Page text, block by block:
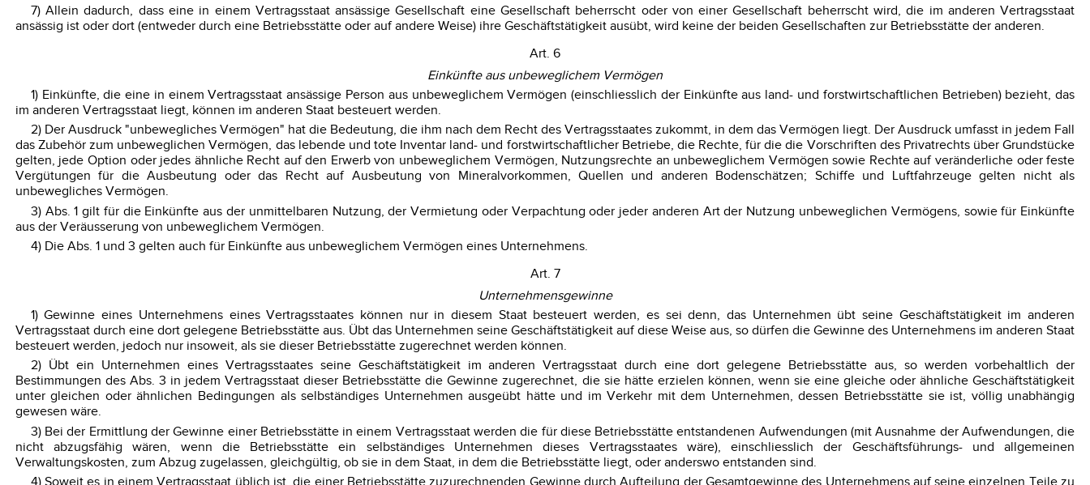
7) Allein dadurch, dass eine in einem Vertragsstaat ansässige Gesellschaft eine Gesellschaft beherrscht oder von einer Gesellschaft beherrscht wird, die im anderen Vertragsstaat
ansässig ist oder dort (entweder durch eine Betriebsstätte oder auf andere Weise) ihre Geschäftstätigkeit ausübt, wird keine der beiden Gesellschaften zur Betriebsstätte der anderen.
Art. 6
Einkünfte aus unbeweglichem Vermögen
1) Einkünfte, die eine in einem Vertragsstaat ansässige Person aus unbeweglichem Vermögen (einschliesslich der Einkünfte aus land- und forstwirtschaftlichen Betrieben) bezieht, das
im anderen Vertragsstaat liegt, können im anderen Staat besteuert werden.
2) Der Ausdruck "unbewegliches Vermögen" hat die Bedeutung, die ihm nach dem Recht des Vertragsstaates zukommt, in dem das Vermögen liegt. Der Ausdruck umfasst in jedem Fall
das Zubehör zum unbeweglichen Vermögen, das lebende und tote Inventar land- und forstwirtschaftlicher Betriebe, die Rechte, für die die Vorschriften des Privatrechts über Grundstücke
gelten, jede Option oder jedes ähnliche Recht auf den Erwerb von unbeweglichem Vermögen, Nutzungsrechte an unbeweglichem Vermögen sowie Rechte auf veränderliche oder feste
Vergütungen für die Ausbeutung oder das Recht auf Ausbeutung von Mineralvorkommen, Quellen und anderen Bodenschätzen; Schiffe und Luftfahrzeuge gelten nicht als
unbewegliches Vermögen.
3) Abs. 1 gilt für die Einkünfte aus der unmittelbaren Nutzung, der Vermietung oder Verpachtung oder jeder anderen Art der Nutzung unbeweglichen Vermögens, sowie für Einkünfte
aus der Veräusserung von unbeweglichem Vermögen.
4) Die Abs. 1 und 3 gelten auch für Einkünfte aus unbeweglichem Vermögen eines Unternehmens.
Art. 7
Unternehmensgewinne
1) Gewinne eines Unternehmens eines Vertragsstaates können nur in diesem Staat besteuert werden, es sei denn, das Unternehmen übt seine Geschäftstätigkeit im anderen
Vertragsstaat durch eine dort gelegene Betriebsstätte aus. Übt das Unternehmen seine Geschäftstätigkeit auf diese Weise aus, so dürfen die Gewinne des Unternehmens im anderen Staat
besteuert werden, jedoch nur insoweit, als sie dieser Betriebsstätte zugerechnet werden können.
2) Übt ein Unternehmen eines Vertragsstaates seine Geschäftstätigkeit im anderen Vertragsstaat durch eine dort gelegene Betriebsstätte aus, so werden vorbehaltlich der
Bestimmungen des Abs. 3 in jedem Vertragsstaat dieser Betriebsstätte die Gewinne zugerechnet, die sie hätte erzielen können, wenn sie eine gleiche oder ähnliche Geschäftstätigkeit
unter gleichen oder ähnlichen Bedingungen als selbständiges Unternehmen ausgeübt hätte und im Verkehr mit dem Unternehmen, dessen Betriebsstätte sie ist, völlig unabhängig
gewesen wäre.
3) Bei der Ermittlung der Gewinne einer Betriebsstätte in einem Vertragsstaat werden die für diese Betriebsstätte entstandenen Aufwendungen (mit Ausnahme der Aufwendungen, die
nicht abzugsfähig wären, wenn die Betriebsstätte ein selbständiges Unternehmen dieses Vertragsstaates wäre), einschliesslich der Geschäftsführungs- und allgemeinen
Verwaltungskosten, zum Abzug zugelassen, gleichgültig, ob sie in dem Staat, in dem die Betriebsstätte liegt, oder anderswo entstanden sind.